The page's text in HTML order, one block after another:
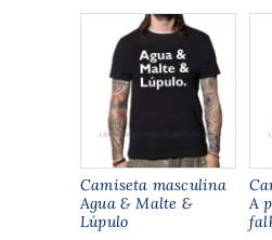
várias
variantes.
As
opções
podem
escolhidas
página
Camiseta masculina
Agua & Malte &
Lúpulo
A